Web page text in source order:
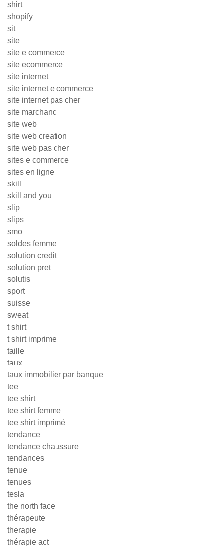
shirt
shopify
sit
site
site e commerce
site ecommerce
site internet
site internet e commerce
site internet pas cher
site marchand
site web
site web creation
site web pas cher
sites e commerce
sites en ligne
skill
skill and you
slip
slips
smo
soldes femme
solution credit
solution pret
solutis
sport
suisse
sweat
t shirt
t shirt imprime
taille
taux
taux immobilier par banque
tee
tee shirt
tee shirt femme
tee shirt imprimé
tendance
tendance chaussure
tendances
tenue
tenues
tesla
the north face
thérapeute
therapie
thérapie act